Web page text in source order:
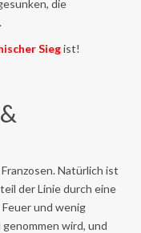
die
Siegist!
Natürlich ist
der Linie durch eine
und wenig
wird, und